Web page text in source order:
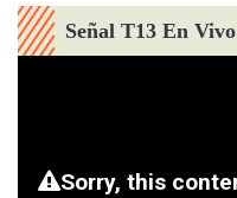
Señal T13 En Vivo